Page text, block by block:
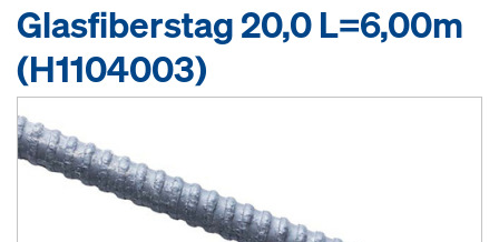
Glasfiberstag 20,0 L=6,00m
(H1104003)